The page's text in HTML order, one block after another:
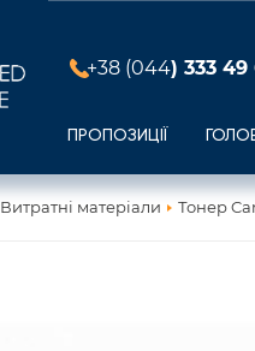
+38 (044) 333 49
ПРОПОЗИЦІЇ
Витратні матеріали Тонер